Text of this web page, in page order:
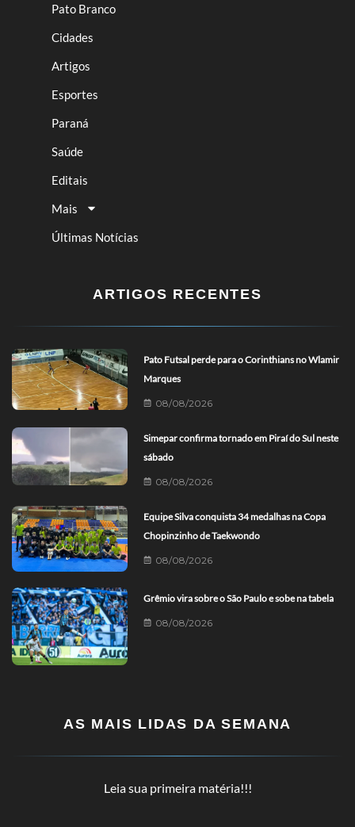
Pato Branco
Cidades
Artigos
Esportes
Paraná
Saúde
Editais
Mais
Últimas Notícias
ARTIGOS RECENTES
Pato Futsal perde para o Corinthians no Wlamir
Marques
08/08/2026
Simepar confirma tornado em Piraí do Sul neste
sábado
08/08/2026
Equipe Silva conquista 34 medalhas na Copa
Chopinzinho de Taekwondo
08/08/2026
Grêmio vira sobre o São Paulo e sobe na tabela
08/08/2026
AS MAIS LIDAS DA SEMANA
Leia sua primeira matéria!!!